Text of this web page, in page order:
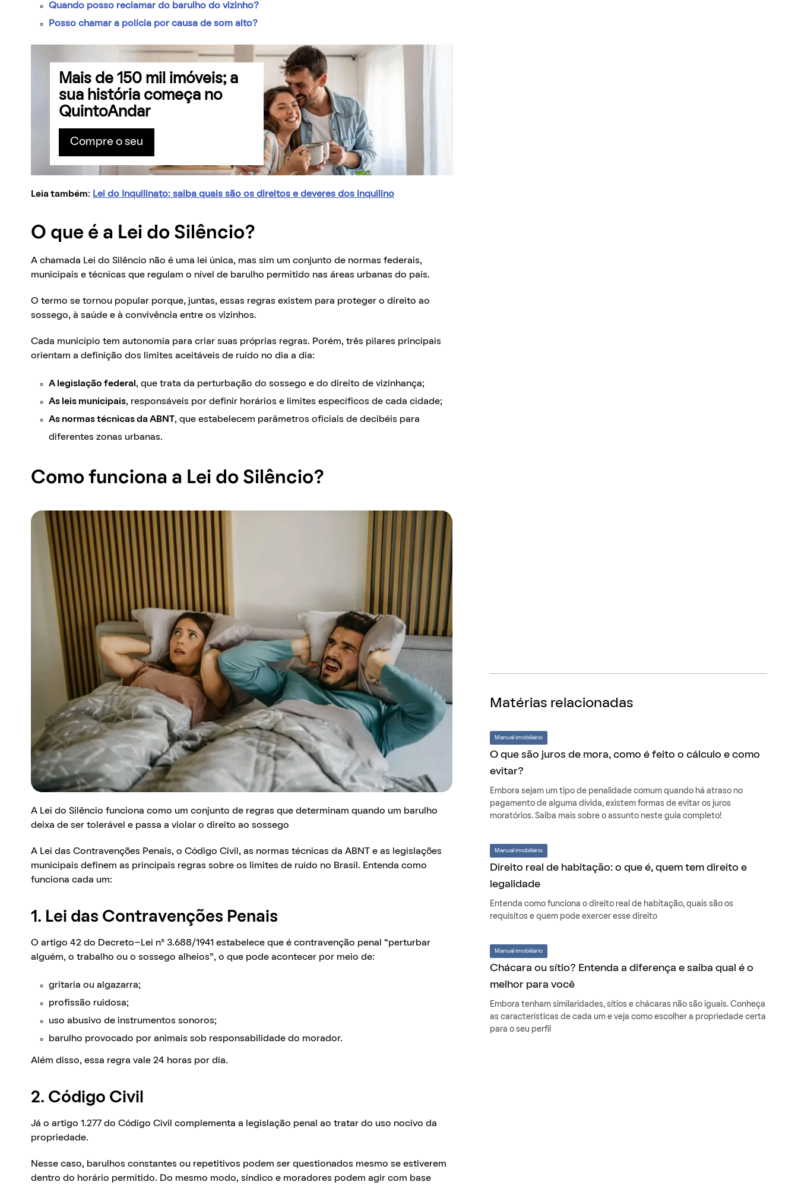
Quando posso reclamar do barulho do vizinho?
Posso chamar a polícia por causa de som alto?
Mais de 150 mil imóveis; a
sua história começa no
QuintoAndar
Compre o seu
Leia também: Lei do Inquilinato: saiba quais são os direitos e deveres dos inquilino
O que é a Lei do Silêncio?
A chamada Lei do Silêncio não é uma lei única, mas sim um conjunto de normas federais,
municipais e técnicas que regulam o nível de barulho permitido nas áreas urbanas do país.
O termo se tornou popular porque, juntas, essas regras existem para proteger o direito ao
sossego, à saúde e à convivência entre os vizinhos.
Cada município tem autonomia para criar suas próprias regras. Porém, três pilares principais
orientam a definição dos limites aceitáveis de ruído no dia a dia:
A legislação federal , que trata da perturbação do sossego e do direito de vizinhança;
As leis municipais, responsáveis por definir horários e limites específicos de cada cidade;
As normas técnicas da ABNT , que estabelecem parâmetros oficiais de decibéis para
diferentes zonas urbanas.
Como funciona a Lei do Silêncio?
A Lei do Silêncio funciona como um conjunto de regras que determinam quando um barulho
deixa de ser tolerável e passa a violar o direito ao sossego
A Lei das Contravenções Penais, o Código Civil, as normas técnicas da ABNT e as legislações
municipais definem as principais regras sobre os limites de ruído no Brasil. Entenda como
funciona cada um:
1. Lei das Contravenções Penais
O artigo 42 do Decreto-Lei n° 3.688/1941 estabelece que é contravenção penal “perturbar
alguém, o trabalho ou o sossego alheios”, o que pode acontecer por meio de:
gritaria ou algazarra;
profissão ruidosa;
uso abusivo de instrumentos sonoros;
barulho provocado por animais sob responsabilidade do morador.
Além disso, essa regra vale 24 horas por dia.
2. Código Civil
Já o artigo 1.277 do Código Civil complementa a legislação penal ao tratar do uso nocivo da
propriedade.
Nesse caso, barulhos constantes ou repetitivos podem ser questionados mesmo se estiverem
dentro do horário permitido. Do mesmo modo, síndico e moradores podem agir com base
Matérias relacionadas
Manual imobiliário
O que são juros de mora, como é feito o cálculo e como
evitar?
Embora sejam um tipo de penalidade comum quando há atraso no
pagamento de alguma dívida, existem formas de evitar os juros
moratórios. Saiba mais sobre o assunto neste guia completo!
Manual imobiliário
Direito real de habitação: o que é, quem tem direito e
legalidade
Entenda como funciona o direito real de habitação, quais são os
requisitos e quem pode exercer esse direito
Manual imobiliário
Chácara ou sítio? Entenda a diferença e saiba qual é o
melhor para você
Embora tenham similaridades, sítios e chácaras não são iguais. Conheça
as características de cada um e veja como escolher a propriedade certa
para o seu perfil